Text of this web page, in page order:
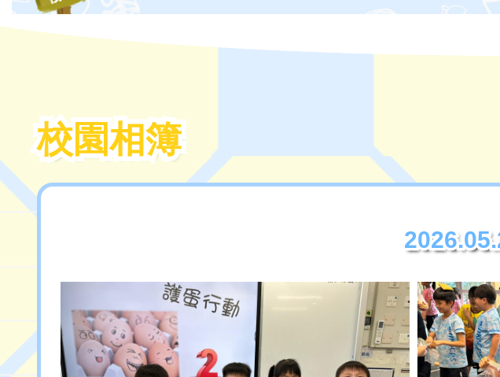
校園相簿
校園相簿